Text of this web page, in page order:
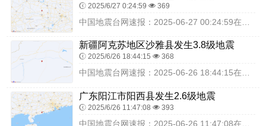
2025/6/27 0:24:59 369
新疆阿克苏地区沙雅县发生3.8级地震
2025/6/26 18:44:15 368
中国地震台网速报：2025-06-26 18:44:15在新疆阿克苏地区沙雅县（北纬40.59度，东经83.67度）发生3.8级地震，震源深度24千米，最终结果...
广东阳江市阳西县发生2.6级地震
2025/6/26 11:47:08 393